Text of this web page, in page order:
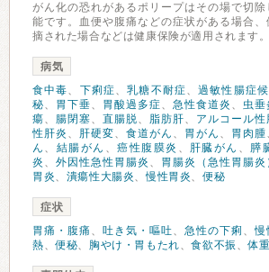
がん化の恐れがあるポリープはその場で切
能です。血便や腹痛などの症状がある場合
摘された場合などは健康保険が適用されます。
病気
食中毒、 下痢症、乳糖不耐症、過敏性腸症候
秘、 胃下垂、 胃酸過多症、 急性食道炎 、 虫垂
瘍、 腸閉塞、 直腸脱、 脂肪肝、 アルコール性
性肝炎 、 肝硬変、 食道がん 、 胃がん 、 胃肉腫
ん 、 結腸がん 、癌性腹膜炎 、 肝臓がん 、 膵
炎 、 外因性急性胃腸炎 、 胃腸炎（急性胃腸炎
胃炎、 潰瘍性大腸炎、慢性胃炎、便秘
症状
胃痛・腹痛 、 吐き気・嘔吐、 急性の下痢 、慢
熱、便秘、 胸やけ・胃もたれ、食欲不振 、体